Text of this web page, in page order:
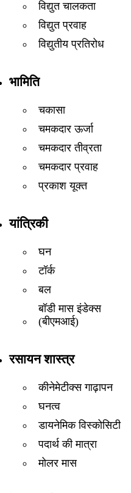
विद्युत चालकता
विद्युत प्रवाह
विद्युतीय प्रतिरोध
भामिति
चकासा
चमकदार ऊर्जा
चमकदार तीव्रता
चमकदार प्रवाह
प्रकाश यूक्त
यांत्रिकी
घन
टॉर्क
बल
बॉडी मास इंडेक्स
(बीएमआई)
रसायन शास्त्र
कीनेमेटीक्स गाढ़ापन
घनत्व
डायनेमिक विस्कोसिटी
पदार्थ की मात्रा
मोलर मास